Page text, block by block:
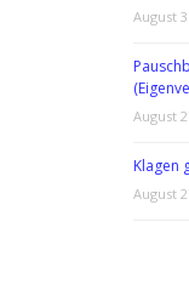
August
August
Klagen
August